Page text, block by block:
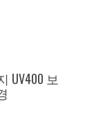
UV400 보